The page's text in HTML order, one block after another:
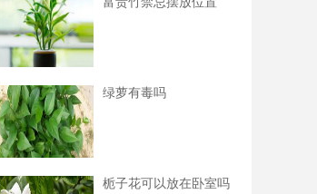
绿萝有毒吗
栀子花可以放在卧室吗